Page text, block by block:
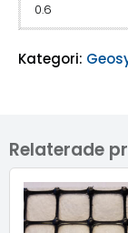
0.6
Kategori:
Relaterade